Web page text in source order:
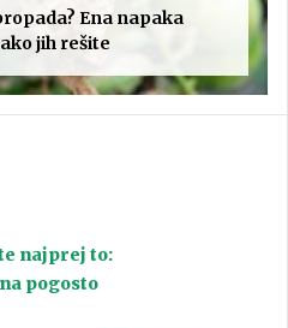
Ena napaka
jih rešite
najprej to:
pogosto